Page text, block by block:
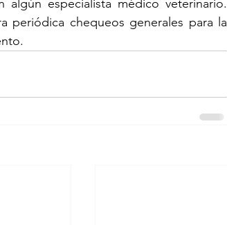
algún especialista médico veterinario.
periódica chequeos generales para la